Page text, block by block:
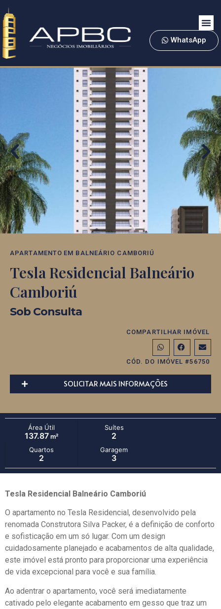
WhatsApp
APARTAMENTO EM BALNEÁRIO CAMBORIÚ
Tesla Residencial Balneário
Camboriú
Sob Consulta
COMPARTILHAR IMÓVEL
CÓD. DO IMÓVEL #56750
SOLICITAR MAIS INFORMAÇÕES
Área Útil
137.87m²
Suítes
2
Quartos
2
Garagem
3
Tesla Residencial Balneário Camboriú
O apartamento no Tesla Residencial, desenvolvido pela
renomada Construtora Silva Packer, é a definição de conforto
e sofisticação em um só lugar. Com um design
cuidadosamente planejado e acabamentos de alta qualidade,
este imóvel está pronto para proporcionar uma experiência
de vida excepcional para você e sua família.
Ao adentrar o apartamento, você será imediatamente
cativado pelo elegante acabamento em gesso que traz um